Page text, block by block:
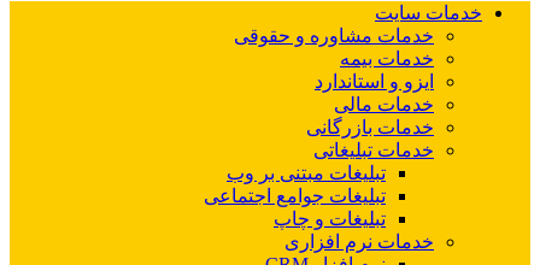
خدمات سایت
خدمات مشاوره و حقوقی
خدمات بیمه
ایزو و استاندارد
خدمات مالی
خدمات بازرگانی
خدمات تبلیغاتی
تبلیغات مبتنی بر وب
تبلیغات جوامع اجتماعی
تبلیغات و چاپ
خدمات نرم افزاری